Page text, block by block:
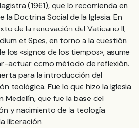
(1961), que lo recomienda en
la Doctrina Social de la Iglesia. En
de la renovación del Vaticano II,
et Spes, en torno a la cuestión
los «signos de los tiempos», asume
actuar como método de reflexión.
para la introducción del
teológica. Fue lo que hizo la Iglesia
Medellín, que fue la base del
y nacimiento de la teología
liberación.